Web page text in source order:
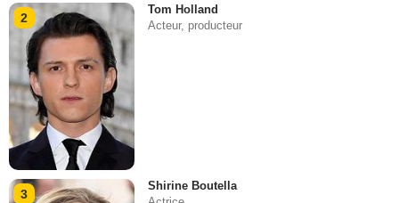
2
Tom Holland
Acteur, producteur
3
Shirine Boutella